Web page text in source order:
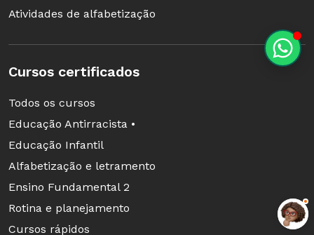
Atividades de alfabetização
Cursos certificados
Todos os cursos
Educação Antirracista •
Educação Infantil
Alfabetização e letramento
Ensino Fundamental 2
Rotina e planejamento
Cursos rápidos